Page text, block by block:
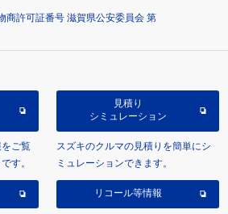
商許可証番号 滋賀県公安委員会 第
ご覧
す。
見積り
シミュレーション
スズキのクルマの見積りを簡単にシ
ミュレーションできます。
リコール等情報